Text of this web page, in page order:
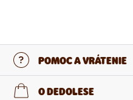
POMOC A VRÁTENIE
Kontaktujte nás
O DEDOLESE